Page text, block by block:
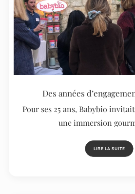
Des années
Pour ses 25 ans, Babybio
une immersion
LIRE LA SUITE